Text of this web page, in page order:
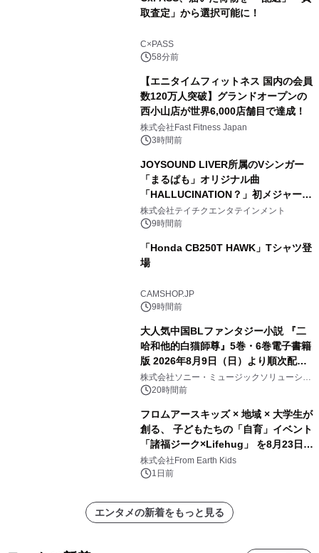
取査定」から選択可能に！
C×PASS
58分前
【エニタイムフィットネス 国内の会員
数120万人突破】グランドオープンの
西小山店が世界6,000店舗目で達成！
株式会社Fast Fitness Japan
3時間前
JOYSOUND LIVER所属のVシンガー
「まるぱも」オリジナル曲
「HALLUCINATION？」初メジャー配
信リリース決定！
株式会社テイチクエンタテインメント
9時間前
「Honda CB250T HAWK」Tシャツ登
場
CAMSHOP.JP
9時間前
大人気中国BLファンタジー小説 『二
哈和他的白猫師尊』5巻・6巻電子書籍
版 2026年8月9日（日）より順次配信
開始
株式会社ソニー・ミュージックソリューショ
ンズ20時間前
フロムアースキッズ × 地域 × 大学生が
創る、 子どもたちの「自育」イベント
「諸福ジーク×Lifehug」 を8月23日
(日)開催
株式会社From Earth Kids
1日前
エンタメの新着をもっと見る